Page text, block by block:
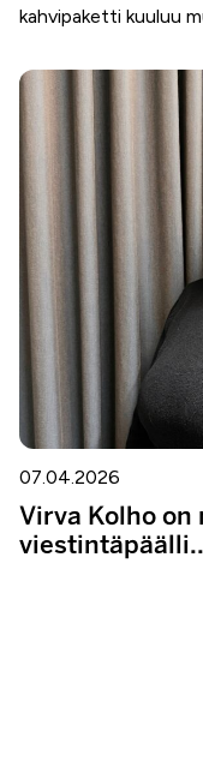
kahvipaketti kuuluu
07.04.2026
Virva Kolho